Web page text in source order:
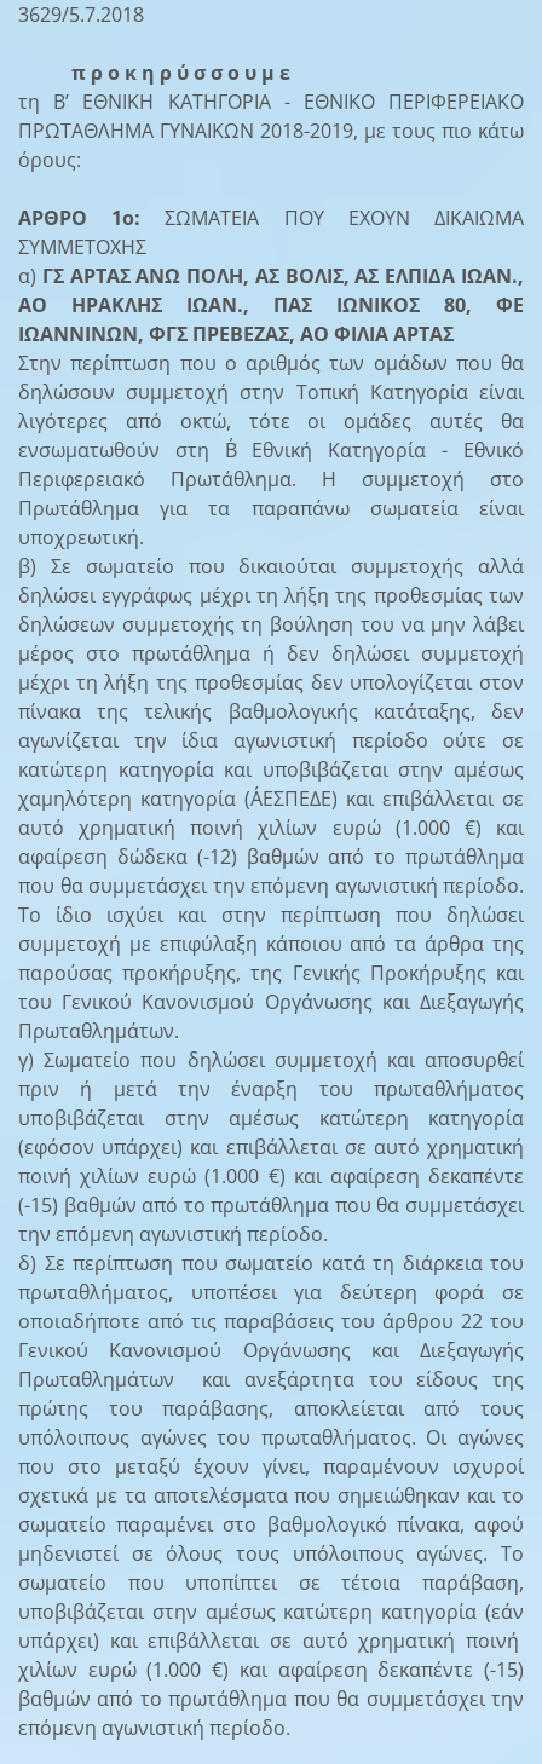
3629/5.7.2018
π ρ ο κ η ρ ύ σ σ ο υ μ ε
τη Β’ ΕΘΝΙΚΗ ΚΑΤΗΓΟΡΙΑ - ΕΘΝΙΚΟ ΠΕΡΙΦΕΡΕΙΑΚΟ
ΠΡΩΤΑΘΛΗΜΑ ΓΥΝΑΙΚΩΝ 2018-2019, με τους πιο κάτω
όρους:
ΑΡΘΡΟ 1ο: ΣΩΜΑΤΕΙΑ ΠΟΥ ΕΧΟΥΝ ΔΙΚΑΙΩΜΑ
ΣΥΜΜΕΤΟΧΗΣ
α) ΓΣ ΑΡΤΑΣ ΑΝΩ ΠΟΛΗ, ΑΣ ΒΟΛΙΣ, ΑΣ ΕΛΠΙΔΑ ΙΩΑΝ.,
ΑΟ ΗΡΑΚΛΗΣ ΙΩΑΝ., ΠΑΣ ΙΩΝΙΚΟΣ 80, ΦΕ
ΙΩΑΝΝΙΝΩΝ, ΦΓΣ ΠΡΕΒΕΖΑΣ, ΑΟ ΦΙΛΙΑ ΑΡΤΑΣ
Στην περίπτωση που ο αριθμός των ομάδων που θα
δηλώσουν συμμετοχή στην Τοπική Κατηγορία είναι
λιγότερες από οκτώ, τότε οι ομάδες αυτές θα
ενσωματωθούν στη Β΄ Εθνική Κατηγορία - Εθνικό
Περιφερειακό Πρωτάθλημα. Η συμμετοχή στο
Πρωτάθλημα για τα παραπάνω σωματεία είναι
υποχρεωτική.
β) Σε σωματείο που δικαιούται συμμετοχής αλλά
δηλώσει εγγράφως μέχρι τη λήξη της προθεσμίας των
δηλώσεων συμμετοχής τη βούληση του να μην λάβει
μέρος στο πρωτάθλημα ή δεν δηλώσει συμμετοχή
μέχρι τη λήξη της προθεσμίας δεν υπολογίζεται στον
πίνακα της τελικής βαθμολογικής κατάταξης, δεν
αγωνίζεται την ίδια αγωνιστική περίοδο ούτε σε
κατώτερη κατηγορία και υποβιβάζεται στην αμέσως
χαμηλότερη κατηγορία (Α΄ΕΣΠΕΔΕ) και επιβάλλεται σε
αυτό χρηματική ποινή χιλίων ευρώ (1.000 €) και
αφαίρεση δώδεκα (-12) βαθμών από το πρωτάθλημα
που θα συμμετάσχει την επόμενη αγωνιστική περίοδο.
Το ίδιο ισχύει και στην περίπτωση που δηλώσει
συμμετοχή με επιφύλαξη κάποιου από τα άρθρα της
παρούσας προκήρυξης, της Γενικής Προκήρυξης και
του Γενικού Κανονισμού Οργάνωσης και Διεξαγωγής
Πρωταθλημάτων.
γ) Σωματείο που δηλώσει συμμετοχή και αποσυρθεί
πριν ή μετά την έναρξη του πρωταθλήματος
υποβιβάζεται στην αμέσως κατώτερη κατηγορία
(εφόσον υπάρχει) και επιβάλλεται σε αυτό χρηματική
ποινή χιλίων ευρώ (1.000 €) και αφαίρεση δεκαπέντε
(-15) βαθμών από το πρωτάθλημα που θα συμμετάσχει
την επόμενη αγωνιστική περίοδο.
δ) Σε περίπτωση που σωματείο κατά τη διάρκεια του
πρωταθλήματος, υποπέσει για δεύτερη φορά σε
οποιαδήποτε από τις παραβάσεις του άρθρου 22 του
Γενικού Κανονισμού Οργάνωσης και Διεξαγωγής
Πρωταθλημάτων και ανεξάρτητα του είδους της
πρώτης του παράβασης, αποκλείεται από τους
υπόλοιπους αγώνες του πρωταθλήματος. Οι αγώνες
που στο μεταξύ έχουν γίνει, παραμένουν ισχυροί
σχετικά με τα αποτελέσματα που σημειώθηκαν και το
σωματείο παραμένει στο βαθμολογικό πίνακα, αφού
μηδενιστεί σε όλους τους υπόλοιπους αγώνες. Το
σωματείο που υποπίπτει σε τέτοια παράβαση,
υποβιβάζεται στην αμέσως κατώτερη κατηγορία (εάν
υπάρχει) και επιβάλλεται σε αυτό χρηματική ποινή
χιλίων ευρώ (1.000 €) και αφαίρεση δεκαπέντε (-15)
βαθμών από το πρωτάθλημα που θα συμμετάσχει την
επόμενη αγωνιστική περίοδο.